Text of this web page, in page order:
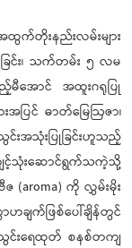
က်တိုးနည်းလမ်းများ
ခြင်း၊ သက်တမ်း ၅ လမ
မီအောင် အထူးဂရုပြု
းအပြင် ဓာတ်မြေဩဇာ၊
းအသုံးပြုခြင်းဟူသည့်
သုံးဆောင်ရွက်သကဲ့သို့
ဇ (aroma) ကို လွှမ်းမိုး
ျက်ဖြစ်ပေါ်ချိန်တွင်
ေသွင်းရေထုတ် စနစ်တကျ